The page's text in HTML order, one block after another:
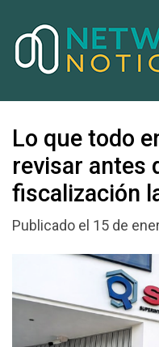
Lo que todo
revisar antes
fiscalización
Publicado el 15 de